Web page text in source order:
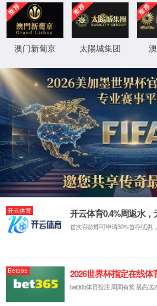
返回2026世界杯
(WorldCup)官方网
XML 地图